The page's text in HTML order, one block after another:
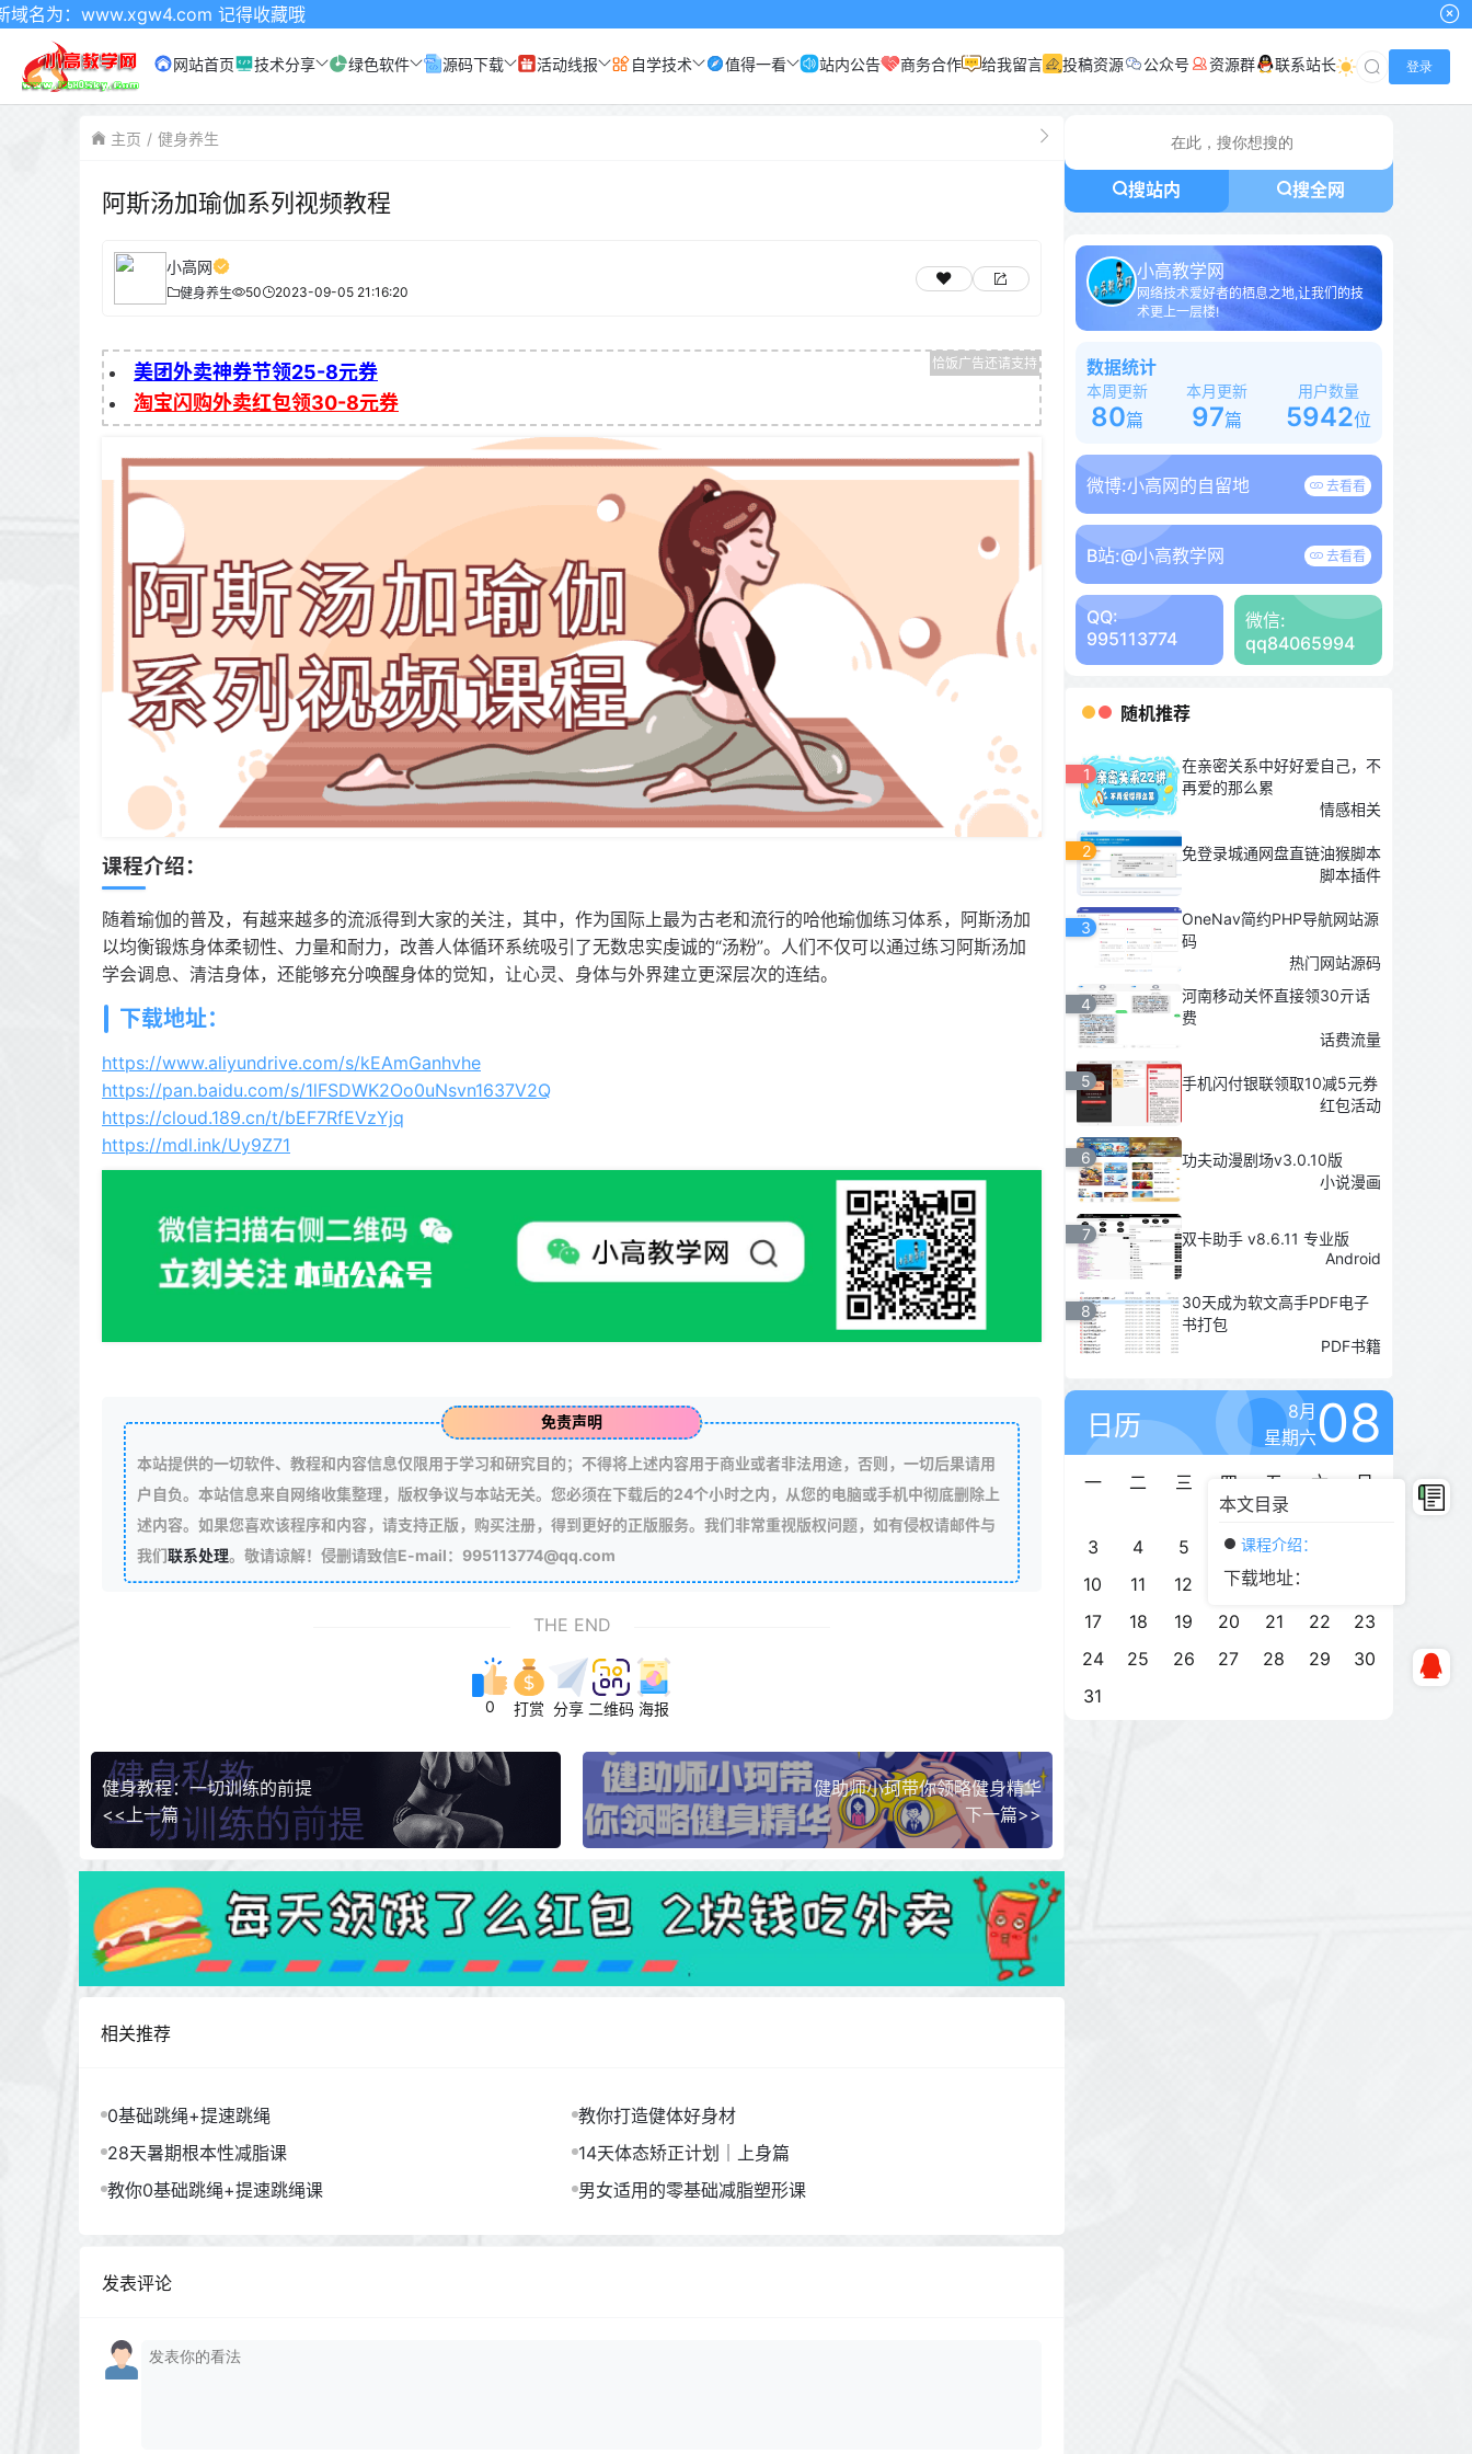
本文目录
课程介绍：
下载地址：
记得收藏哦
网站首页 技术分享 绿色软件 源码下载 活动线报 自学技术 值得一看 站内公告 商务合作 给我留言 投稿资源 公众号 资源群 联系站长 登录
主页 健身养生
阿斯汤加瑜伽系列视频教程
小高网
健身养生 50 2023-09-05 21:16:20
美团外卖神券节领25-8元券
淘宝闪购外卖红包领30-8元券
课程介绍：
随着瑜伽的普及，有越来越多的流派得到大家的关注，其中，作为国际上最为古老和流行的哈他瑜伽练习体系，阿斯汤加
以均衡锻炼身体柔韧性、力量和耐力，改善人体循环系统吸引了无数忠实虔诚的“汤粉”。人们不仅可以通过练习阿斯汤加
学会调息、清洁身体，还能够充分唤醒身体的觉知，让心灵、身体与外界建立更深层次的连结。
下载地址：
https://www.aliyundrive.com/s/kEAmGanhvhe
https://pan.baidu.com/s/1lFSDWK2Oo0uNsvn1637V2Q
https://cloud.189.cn/t/bEF7RfEVzYjq
https://mdl.ink/Uy9Z71
免责声明
本站提供的一切软件、教程和内容信息仅限用于学习和研究目的；不得将上述内容用于商业或者非法用途，否则，一切后果请用
户自负。本站信息来自网络收集整理，版权争议与本站无关。您必须在下载后的24个小时之内，从您的电脑或手机中彻底删除上
述内容。如果您喜欢该程序和内容，请支持正版，购买注册，得到更好的正版服务。我们非常重视版权问题，如有侵权请邮件与
我们联系处理。敬请谅解！侵删请致信E-mail：995113774@qq.com
THE END
0 打赏 分享 二维码 海报
健身教程：一切训练的前提
<<上一篇
健助师小珂带你领略健身精华
下一篇>>
相关推荐
0基础跳绳+提速跳绳
教你打造健体好身材
28天暑期根本性减脂课
14天体态矫正计划｜上身篇
教你0基础跳绳+提速跳绳课
男女适用的零基础减脂塑形课
发表评论
搜站内 搜全网
小高教学网
网络技术爱好者的栖息之地,让我们的技
术更上一层楼!
数据统计
本周更新
80篇
本月更新
97篇
用户数量
5942位
微博:小高网的自留地 去看看
B站:@小高教学网 去看看
QQ:
995113774
微信:
qq84065994
随机推荐
1
在亲密关系中好好爱自己，不
再爱的那么累
情感相关
2
免登录城通网盘直链油猴脚本
脚本插件
3
OneNav简约PHP导航网站源
码
热门网站源码
4
河南移动关怀直接领30亓话
费
话费流量
5
手机闪付银联领取10减5元券
红包活动
6
功夫动漫剧场v3.0.10版
小说漫画
7
双卡助手 v8.6.11 专业版
Android
8
30天成为软文高手PDF电子
书打包
PDF书籍
日历
8月
星期六08
一 二 三 四 五 六
日
3
4 5 6 7
10
11 12 13 14
17
18 19 20 21 22
23
24
25 26 27 28 29
30
31